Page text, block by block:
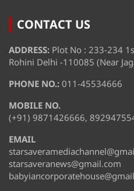
CONTACT US
ADDRESS: Plot No : 233-234
Rohini Delhi -110085 (Near
PHONE NO.: 011-45534666
MOBILE NO.
(+91) 9871426666,
EMAIL
starsaveranews@gmail.com